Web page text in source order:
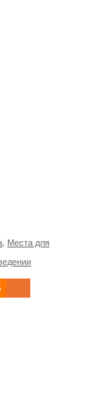
Места для